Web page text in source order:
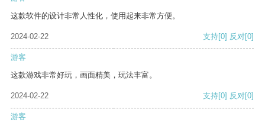
这款软件的设计非常人性化，使用起来非常方便。
2024-02-22 支持[0] 反对[0]
游客
这款游戏非常好玩，画面精美，玩法丰富。
2024-02-22 支持[0] 反对[0]
游客